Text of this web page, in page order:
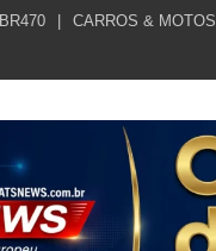
BR470 CARROS & MOTOS